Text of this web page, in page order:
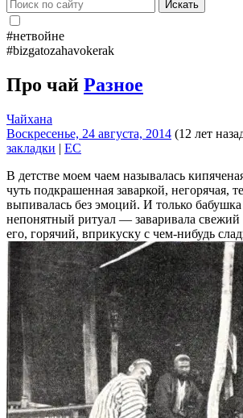
Искать
#нетвойне
#bizgatozahavokerak
Про чай Разное
Чайхана
Воскресенье, 24 августа, 2014 (12 лет
закладки | EC
В детстве моем чаем называлась
чуть подкрашенная заваркой, негорячая,
выпивалась без эмоций. И только
непонятный ритуал — заваривала свежий
его, горячий, вприкуску с чем-нибудь